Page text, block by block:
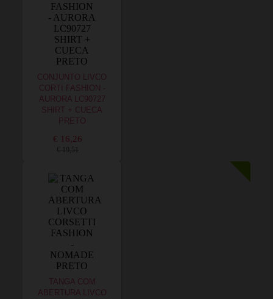
CONJUNTO LIVCO
CORTI FASHION -
AURORA LC90727
SHIRT + CUECA
PRETO
€ 16,26
€ 19,51
TANGA COM
ABERTURA LIVCO